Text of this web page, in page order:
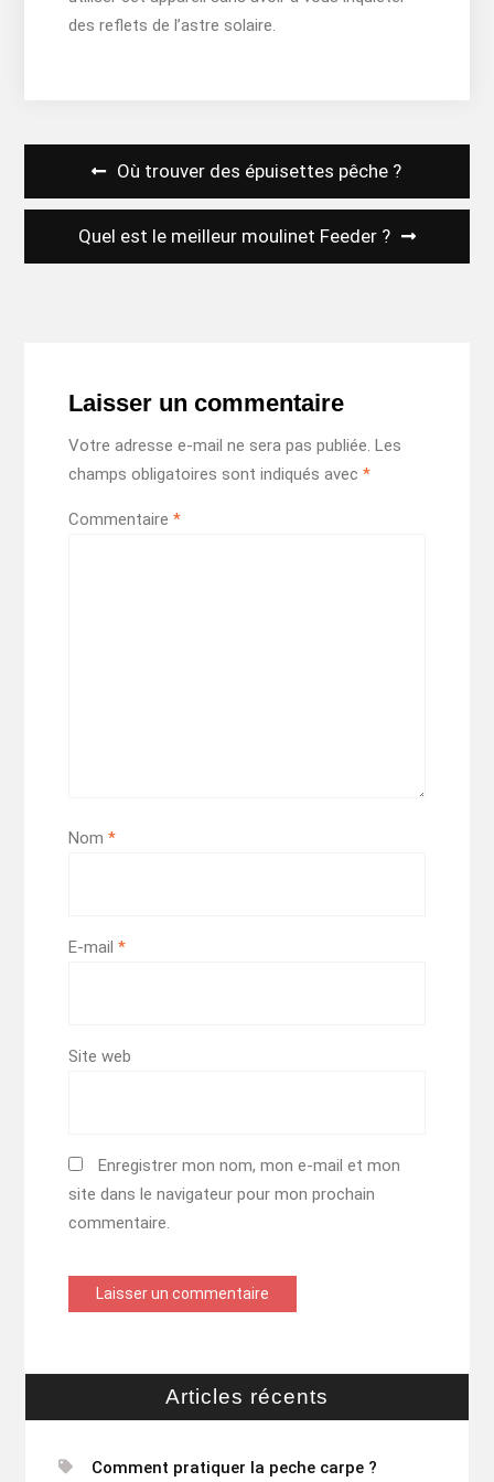
des reflets de l’astre solaire.
Navigation
de
l’article
Où trouver des épuisettes pêche ?
Quel est le meilleur moulinet Feeder ?
Laisser un commentaire
Votre adresse e-mail ne sera pas publiée. Les
champs obligatoires sont indiqués avec *
Commentaire *
Nom *
E-mail *
Site web
Enregistrer mon nom, mon e-mail et mon
site dans le navigateur pour mon prochain
commentaire.
Articles récents
Comment pratiquer la peche carpe ?